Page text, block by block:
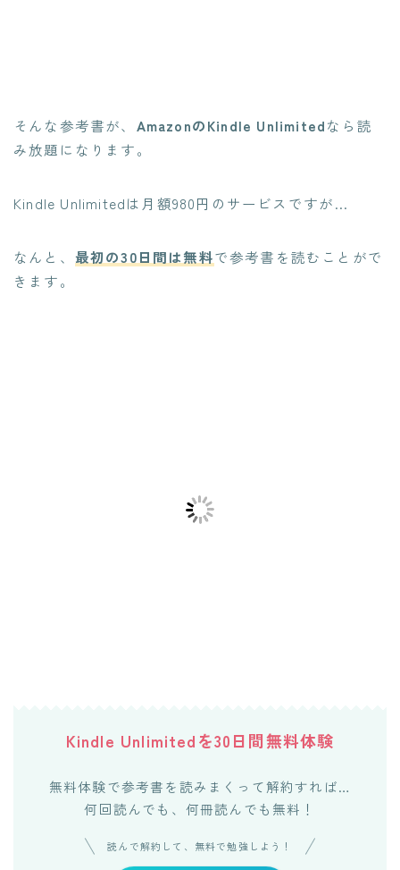
そんな参考書が、 AmazonのKindle Unlimitedなら読
み放題になります。
Kindle Unlimitedは月額980円のサービスですが…
なんと、 最初の30日間は無料で参考書を読むことがで
きます。
Kindle Unlimitedを30日間無料体験
無料体験で参考書を読みまくって解約すれば…
何回読んでも、何冊読んでも無料！
読んで解約して、無料で勉強しよう！